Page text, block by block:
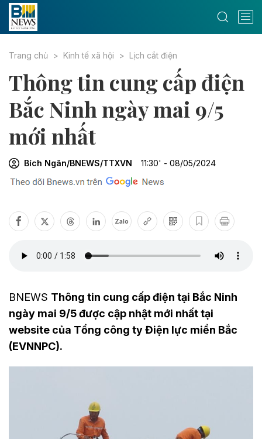
Trang chủ Kinh tế xã hội Lịch cắt điện
Thông tin cung cấp điện
Bắc Ninh ngày mai 9/5
mới nhất
Bích Ngân/BNEWS/TTXVN 11:30' - 08/05/2024
Zalo
BNEWS Thông tin cung cấp điện tại Bắc Ninh
ngày mai 9/5 được cập nhật mới nhất tại
website của Tổng công ty Điện lực miền Bắc
(EVNNPC).